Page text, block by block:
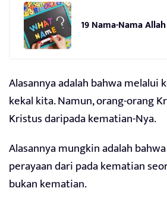
19 Nama-Nama
Alasannya adalah bahwa
kekal kita. Namun, orang-orang
Kristus daripada kematian-Nya.
Alasannya mungkin adalah
perayaan dari pada kematian
bukan kematian.